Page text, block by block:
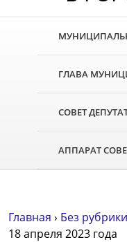
ГЛАВА
СОВЕТ
АППАРАТ
Главная › Без рубрики
18 апреля 2023 года